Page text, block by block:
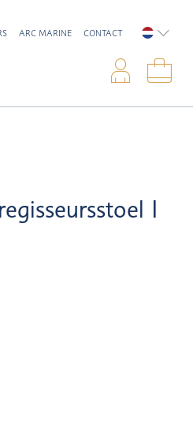
ARC MARINE CONTACT
I